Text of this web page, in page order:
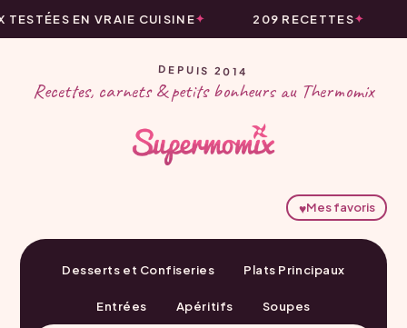
EN VRAIE CUISINE 209 RECETTES
DEPUIS 2014
Recettes, carnets & petits bonheurs au Thermomix
♥Mes favoris
Desserts et Confiseries Plats Principaux
Entrées Apéritifs Soupes